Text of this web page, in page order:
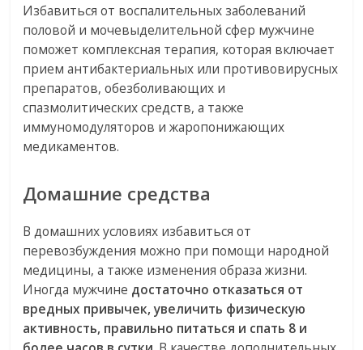
Избавиться от воспалительных заболеваний
половой и мочевыделительной сфер мужчине
поможет комплексная терапия, которая включает
прием антибактериальных или противовирусных
препаратов, обезболивающих и
спазмолитических средств, а также
иммуномодуляторов и жаропонижающих
медикаментов.
Домашние средства
В домашних условиях избавиться от
перевозбуждения можно при помощи народной
медицины, а также изменения образа жизни.
Иногда мужчине достаточно отказаться от
вредных привычек, увеличить физическую
активность, правильно питаться и спать 8 и